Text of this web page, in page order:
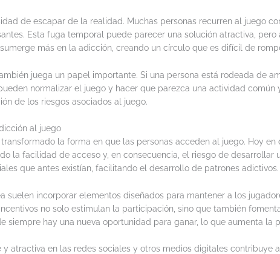
de escapar de la realidad. Muchas personas recurren al juego
Esta fuga temporal puede parecer una solución atractiva,
más en la adicción, creando un círculo que es difícil de
juega un papel importante. Si una persona está rodeada de
normalizar el juego y hacer que parezca una actividad
de los riesgos asociados al juego.
al juego
transformado la forma en que las personas acceden al juego. Hoy
la facilidad de acceso y, en consecuencia, el riesgo de
que antes existían, facilitando el desarrollo de patrones adictivos.
suelen incorporar elementos diseñados para mantener a los
no solo estimulan la participación, sino que también
siempre hay una nueva oportunidad para ganar, lo que aumenta la
atractiva en las redes sociales y otros medios digitales contribuye